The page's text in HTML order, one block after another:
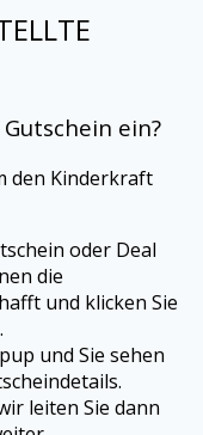
ein?
den Kinderkraft
oder Deal
die
und klicken Sie
und Sie sehen
leiten Sie dann